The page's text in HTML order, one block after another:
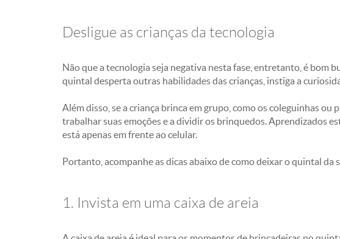
Desligue as crianças da tecnologia
Não que a tecnologia seja negativa nesta fase, entretanto, é bom
quintal desperta outras habilidades das crianças, instiga a
Além disso, se a criança brinca em grupo, como os coleguinhas ou
trabalhar suas emoções e a dividir os brinquedos. Aprendizados
está apenas em frente ao celular.
Portanto, acompanhe as dicas abaixo de como deixar o quintal da
1. Invista em uma caixa de areia